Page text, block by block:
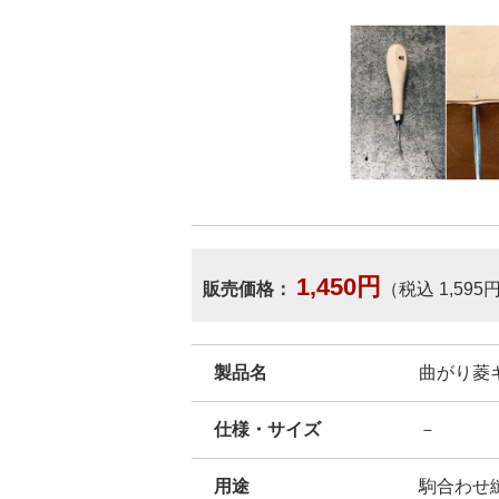
販売価格： 1,450円 （税込 1,595
製品名 曲がり菱
仕様・サイズ －
用途 駒合わせ